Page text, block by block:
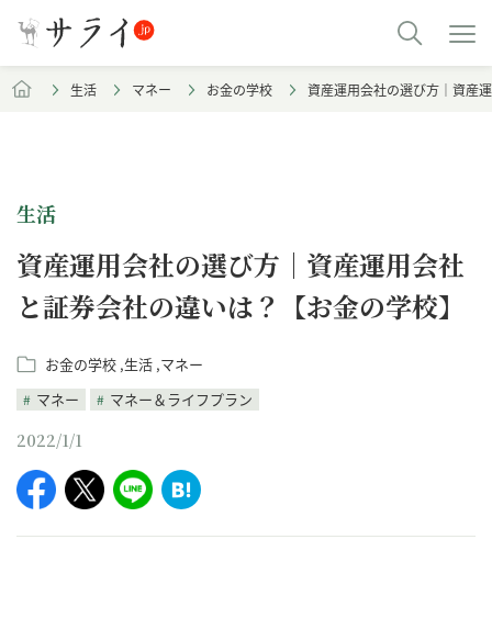
生活 マネー お金の学校 資産運用会社の選び方｜資産
生活
資産運用会社の選び方｜資産運用会社
と証券会社の違いは？【お金の学校】
お金の学校 生活 マネー
マネー
マネー＆ライフプラン
2022/1/1